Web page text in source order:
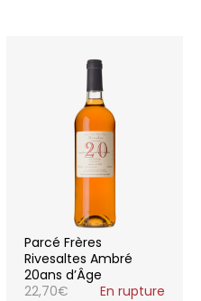
Parcé Frères
Rivesaltes Ambré
20ans d’Âge
22,70€ En rupture